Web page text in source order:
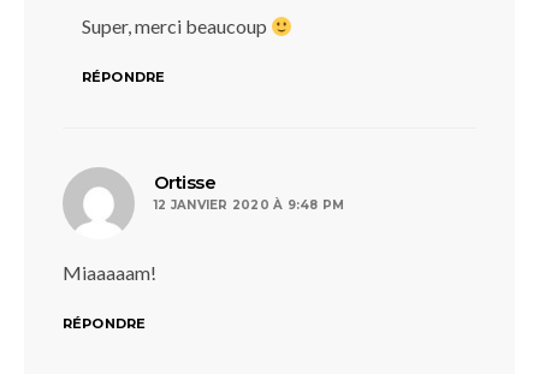
Super, merci beaucoup
RÉPONDRE
Ortisse
12 JANVIER 2020 À 9:48 PM
Miaaaaam!
RÉPONDRE